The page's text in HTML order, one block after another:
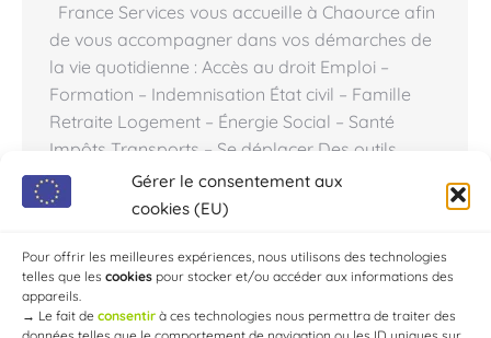
Gérer le consentement aux
cookies (EU)
Pour offrir les meilleures expériences, nous utilisons des technologies
telles que les cookies pour stocker et/ou accéder aux informations des
appareils.
→ Le fait de consentir à ces technologies nous permettra de traiter des
France Services vous accueille à Chaource afin
de vous accompagner dans vos démarches de
la vie quotidienne : Accès au droit Emploi –
Formation – Indemnisation État civil – Famille
Retraite Logement – Énergie Social – Santé
Impôts Transports – Se déplacer Des outils
informatiques seront à disposition sur
place pour effectuer les démarches en
confidentialité…